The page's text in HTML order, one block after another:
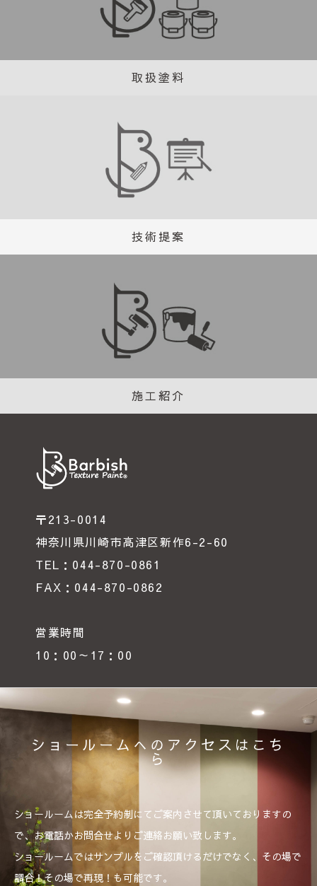
取扱塗料
技術提案
施工紹介
〒213-0014
神奈川県川崎市高津区新作6-2-60
TEL：044-870-0861
FAX：044-870-0862
営業時間
10：00～17：00
ショールームへのアクセスはこち
ら
ショールームは完全予約制にてご案内させて頂いておりますの
で、お電話かお問合せよりご連絡お願い致します。
ショールームではサンプルをご確認頂けるだけでなく、その場で
調合！その場で再現！も可能です。